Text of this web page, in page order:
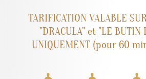
TARIFICATION VALABLE
"DRACULA" et "LE BUTIN
UNIQUEMENT (pour 60